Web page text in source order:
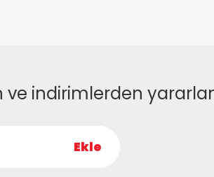
indirimlerden
Ekle